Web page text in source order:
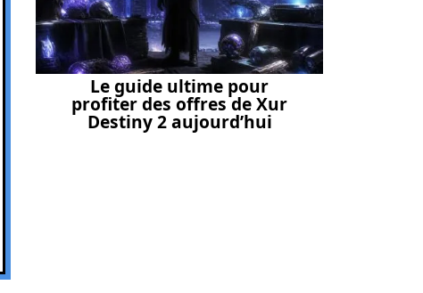
Le guide ultime pour
profiter des offres de Xur
Destiny 2 aujourd’hui